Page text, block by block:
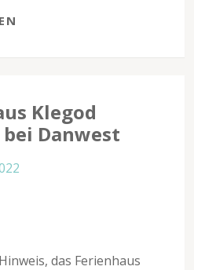
Klegod
Danwest
das Ferienhaus